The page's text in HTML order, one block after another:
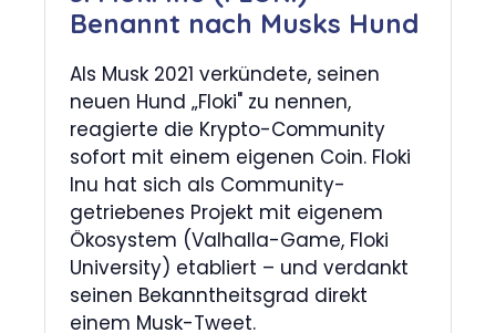
Benannt nach Musks Hund
Als Musk 2021 verkündete, seinen
neuen Hund „Floki" zu nennen,
reagierte die Krypto-Community
sofort mit einem eigenen Coin. Floki
Inu hat sich als Community-
getriebenes Projekt mit eigenem
Ökosystem (Valhalla-Game, Floki
University) etabliert – und verdankt
seinen Bekanntheitsgrad direkt
einem Musk-Tweet.